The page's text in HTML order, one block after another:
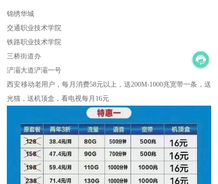
锦绣华城
交通职业技术学院
铁路职业技术学院
三桥街道办
浐灞大道浐灞一号
西安移动老用户，每月消费58元以上，送200M-1000兆宽带一条，送
光猫，送机顶盒，看电视每月16元